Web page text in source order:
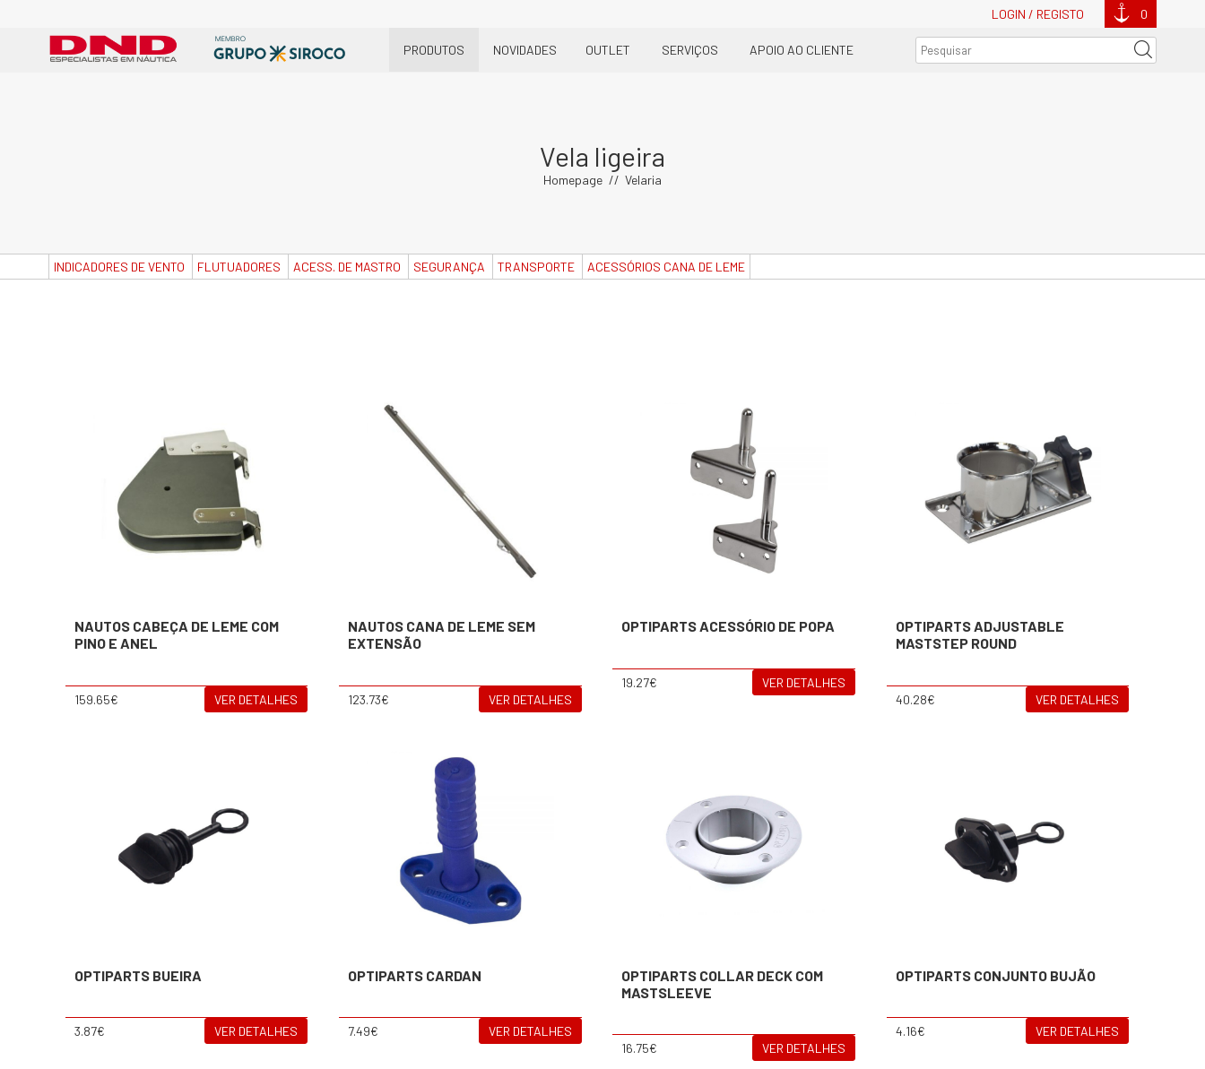
LOGIN / REGISTO 0
PRODUTOS NOVIDADES OUTLET SERVIÇOS APOIO AO CLIENTE
Vela ligeira
Homepage Velaria
INDICADORES DE VENTO FLUTUADORES ACESS. DE MASTRO SEGURANÇA TRANSPORTE ACESSÓRIOS CANA DE LEME
NAUTOS CABEÇA DE LEME COM
PINO E ANEL
159.65€ VER DETALHES
NAUTOS CANA DE LEME SEM
EXTENSÃO
123.73€ VER DETALHES
OPTIPARTS ACESSÓRIO DE POPA
19.27€ VER DETALHES
OPTIPARTS ADJUSTABLE
MASTSTEP ROUND
40.28€ VER DETALHES
OPTIPARTS BUEIRA
3.87€ VER DETALHES
OPTIPARTS CARDAN
7.49€ VER DETALHES
OPTIPARTS COLLAR DECK COM
MASTSLEEVE
16.75€ VER DETALHES
OPTIPARTS CONJUNTO BUJÃO
4.16€ VER DETALHES